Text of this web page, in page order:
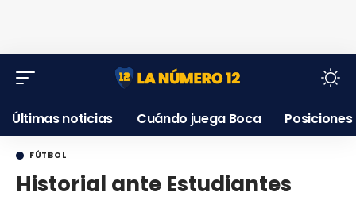
Últimas noticias Cuándo juega Boca Posiciones
FÚTBOL
Historial ante Estudiantes